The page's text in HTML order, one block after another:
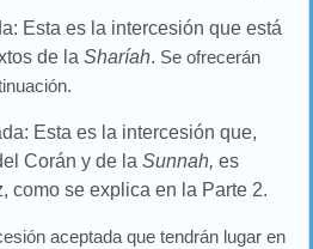
Esta es la intercesión que está
de la Sharíah. Se ofrecerán
.
Esta es la intercesión que,
Corán y de la Sunnah, es
como se explica en la Parte 2.
aceptada que tendrán lugar en